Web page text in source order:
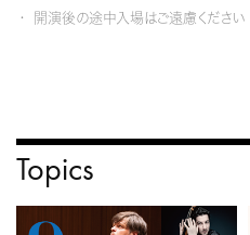
開演後の途中入場はご遠慮ください
Topics